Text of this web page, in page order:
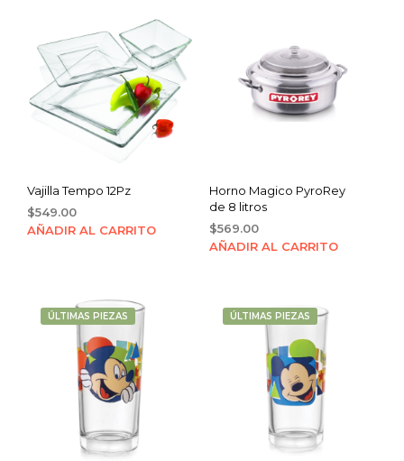
Vajilla Tempo 12Pz
$549.00
AÑADIR AL CARRITO
Horno Magico PyroRey
de 8 litros
$569.00
AÑADIR AL CARRITO
ÚLTIMAS PIEZAS ÚLTIMAS PIEZAS